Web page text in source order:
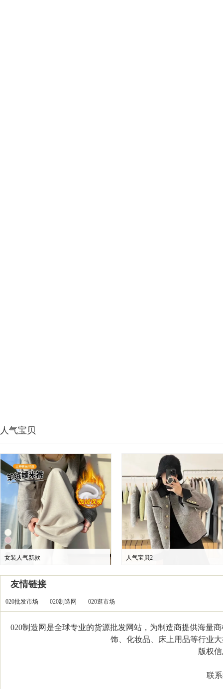
人气宝贝
女装人气新款 人气宝贝2
友情链接
020批发市场 020制造网 020逛市场
020制造网是全球专业的货源批发网站，为制造商提供海量
饰、化妆品、床上用品等行业
版权信
联